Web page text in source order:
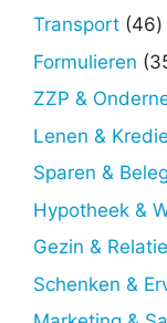
Transport 4646
Formulieren
ZZP &
Lenen &
Sparen &
Hypotheek &
Gezin & Relatie
Schenken &